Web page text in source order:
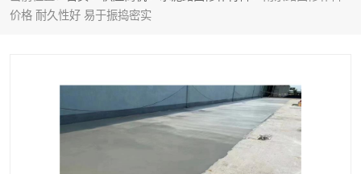
价格 耐久性好 易于振捣密实
灌浆料
水泥路面修补材料
沥青冷补料